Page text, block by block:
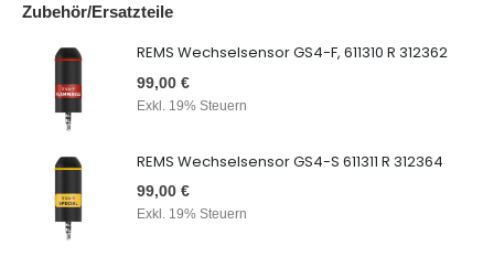
Zubehör/Ersatzteile
REMS Wechselsensor GS4-F, 611310 R 312362
99,00 €
Exkl. 19% Steuern
REMS Wechselsensor GS4-S 611311 R 312364
99,00 €
Exkl. 19% Steuern